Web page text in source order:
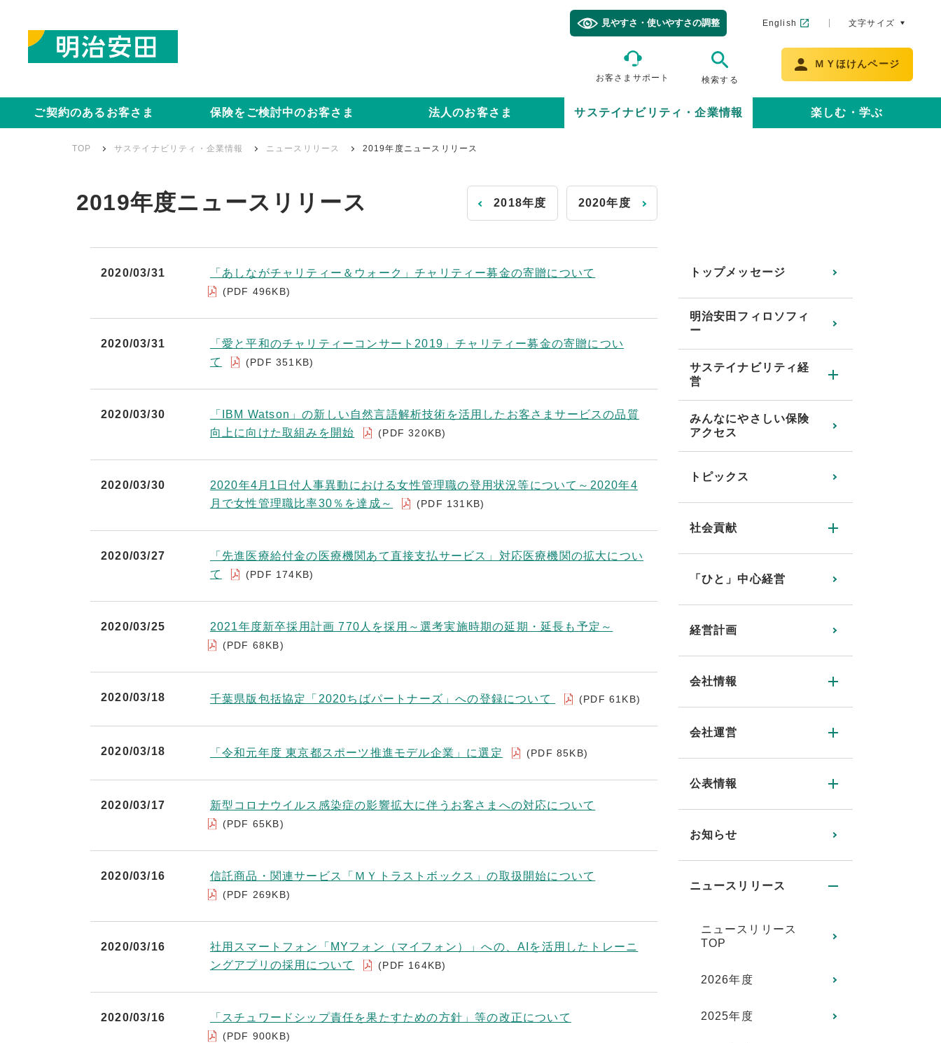
見やすさ・使いやすさの調整 English 文字サイズ
お客さまサポート 検索する
ＭＹほけんページ
ご契約のあるお客さま 保険をご検討中のお客さま 法人のお客さま サステイナビリティ・企業情報 楽しむ・学ぶ
TOP サステイナビリティ・企業情報 ニュースリリース 2019年度ニュースリリース
2019年度ニュースリリース 2018年度 2020年度
2020/03/31 「あしながチャリティー＆ウォーク」チャリティー募金の寄贈について
(PDF 496KB)
2020/03/31
「愛と平和のチャリティーコンサート2019」チャリティー募金の寄贈につい
て
(PDF 351KB)
2020/03/30
「IBM Watson」の新しい自然言語解析技術を活用したお客さまサービスの品質
向上に向けた取組みを開始
(PDF 320KB)
2020/03/30
2020年4月1日付人事異動における女性管理職の登用状況等について～2020年4
月で女性管理職比率30％を達成～
(PDF 131KB)
2020/03/27
「先進医療給付金の医療機関あて直接支払サービス」対応医療機関の拡大につい
て
(PDF 174KB)
2020/03/25 2021年度新卒採用計画 770人を採用～選考実施時期の延期・延長も予定～
(PDF 68KB)
2020/03/18 千葉県版包括協定「2020ちばパートナーズ」への登録について (PDF 61KB)
2020/03/18 「令和元年度 東京都スポーツ推進モデル企業」に選定 (PDF 85KB)
2020/03/17 新型コロナウイルス感染症の影響拡大に伴うお客さまへの対応について
(PDF 65KB)
2020/03/16 信託商品・関連サービス「ＭＹトラストボックス」の取扱開始について
(PDF 269KB)
2020/03/16
社用スマートフォン「MYフォン（マイフォン）」への、AIを活用したトレーニ
ングアプリの採用について
(PDF 164KB)
2020/03/16 「スチュワードシップ責任を果たすための方針」等の改正について
(PDF 900KB)
トップメッセージ
明治安田フィロソフィ
ー
サステイナビリティ経
営
みんなにやさしい保険
アクセス
トピックス
社会貢献
「ひと」中心経営
経営計画
会社情報
会社運営
公表情報
お知らせ
ニュースリリース
ニュースリリース
TOP
2026年度
2025年度